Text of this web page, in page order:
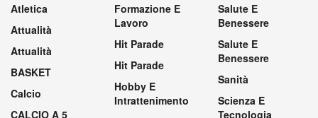
Atletica
Attualità
Attualità
BASKET
Calcio
CALCIO A 5
Formazione E
Lavoro
Hit Parade
Hit Parade
Hobby E
Intrattenimento
Salute E
Benessere
Salute E
Benessere
Sanità
Scienza E
Tecnologia